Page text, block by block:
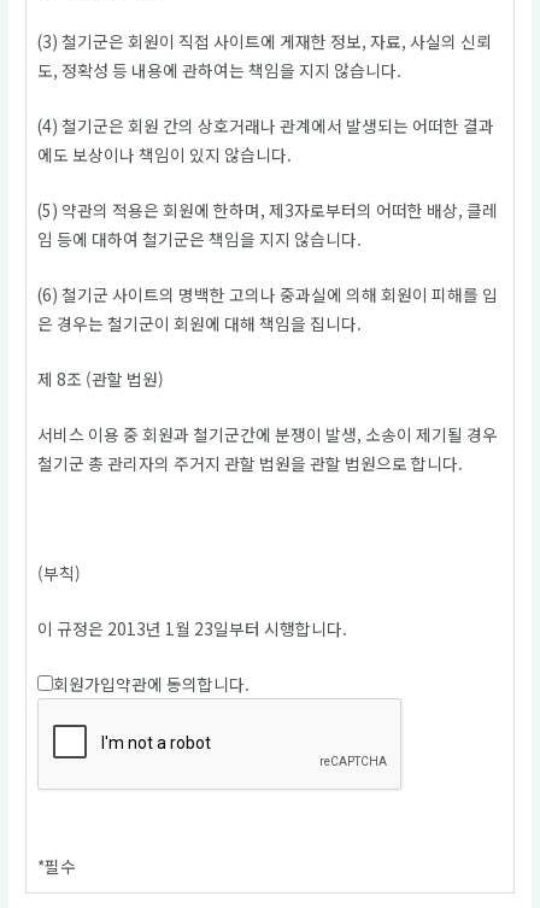
(3) 철기군은 회원이 직접 사이트에 게재한 정보, 자료, 사실의 신뢰
도, 정확성 등 내용에 관하여는 책임을 지지 않습니다.
(4) 철기군은 회원 간의 상호거래나 관계에서 발생되는 어떠한 결과
에도 보상이나 책임이 있지 않습니다.
(5) 약관의 적용은 회원에 한하며, 제3자로부터의 어떠한 배상, 클레
임 등에 대하여 철기군은 책임을 지지 않습니다.
(6) 철기군 사이트의 명백한 고의나 중과실에 의해 회원이 피해를 입
은 경우는 철기군이 회원에 대해 책임을 집니다.
제 8조 (관할 법원)
서비스 이용 중 회원과 철기군간에 분쟁이 발생, 소송이 제기될 경우
철기군 총 관리자의 주거지 관할 법원을 관할 법원으로 합니다.
(부칙)
이 규정은 2013년 1월 23일부터 시행합니다.
회원가입약관에 동의합니다.
*필수